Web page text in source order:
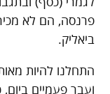
פרנסה, הם לא
ביאליק.
התחלנו להיות
ועבר פעמיים